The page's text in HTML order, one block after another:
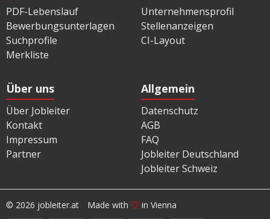
PDF-Lebenslauf
Bewerbungsunterlagen
Suchprofile
Merkliste
Unternehmensprofil
Stellenanzeigen
CI-Layout
Über uns
Über Jobleiter
Kontakt
Impressum
Partner
Allgemein
Datenschutz
AGB
FAQ
Jobleiter Deutschland
Jobleiter Schweiz
© 2026 jobleiter.at Made with in Vienna